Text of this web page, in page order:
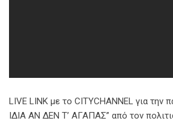
LIVE LINK με το CITYCHANNEL για την
ΙΔΙΑ ΑΝ ΔΕΝ Τ’ ΑΓΑΠΑΣ” από τον